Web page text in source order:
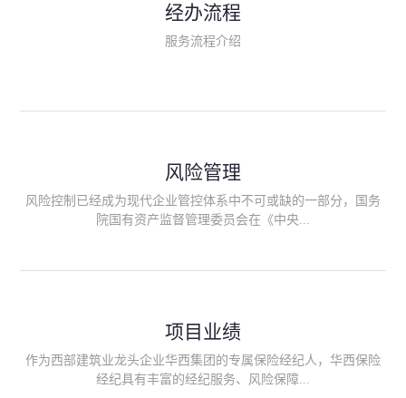
险、政府公共安全责任保险/自然灾害公众责任保险、精神病监护
人责任险、首台套/首版次保险、科技保险等）；（三）传统财产
险产品；（六）保险招投标业务。随着业务的开展，华西经纪会
供专业、优质的保险经纪服务。
经办流程
服务流程介绍
风险管理
风险控制已经成为现代企业管控体系中不可或缺的一部分，国务
院国有资产监督管理委员会在《中央...
能够为客户降低风险管理成本，提高经营效率；能够为企业提供
从风险评估、风险分析、风险防范、风险转移到灾后防损、索赔
等全方位、全过程、专家式的服务，拓展和深化由保险公司提供
项目业绩
作为西部建筑业龙头企业华西集团的专属保险经纪人，华西保险
经纪具有丰富的经纪服务、风险保障...